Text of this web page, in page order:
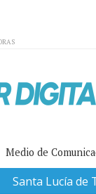
Medio de
Santa Lucía de